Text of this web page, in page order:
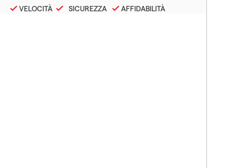
VELOCITÀ SICUREZZA AFFIDABILITÀ